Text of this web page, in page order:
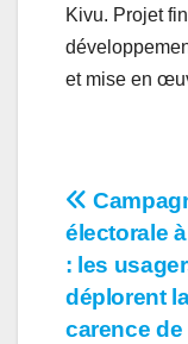
Kivu. Projet
et mise en
de
électorale
: les
déplorent
carence de